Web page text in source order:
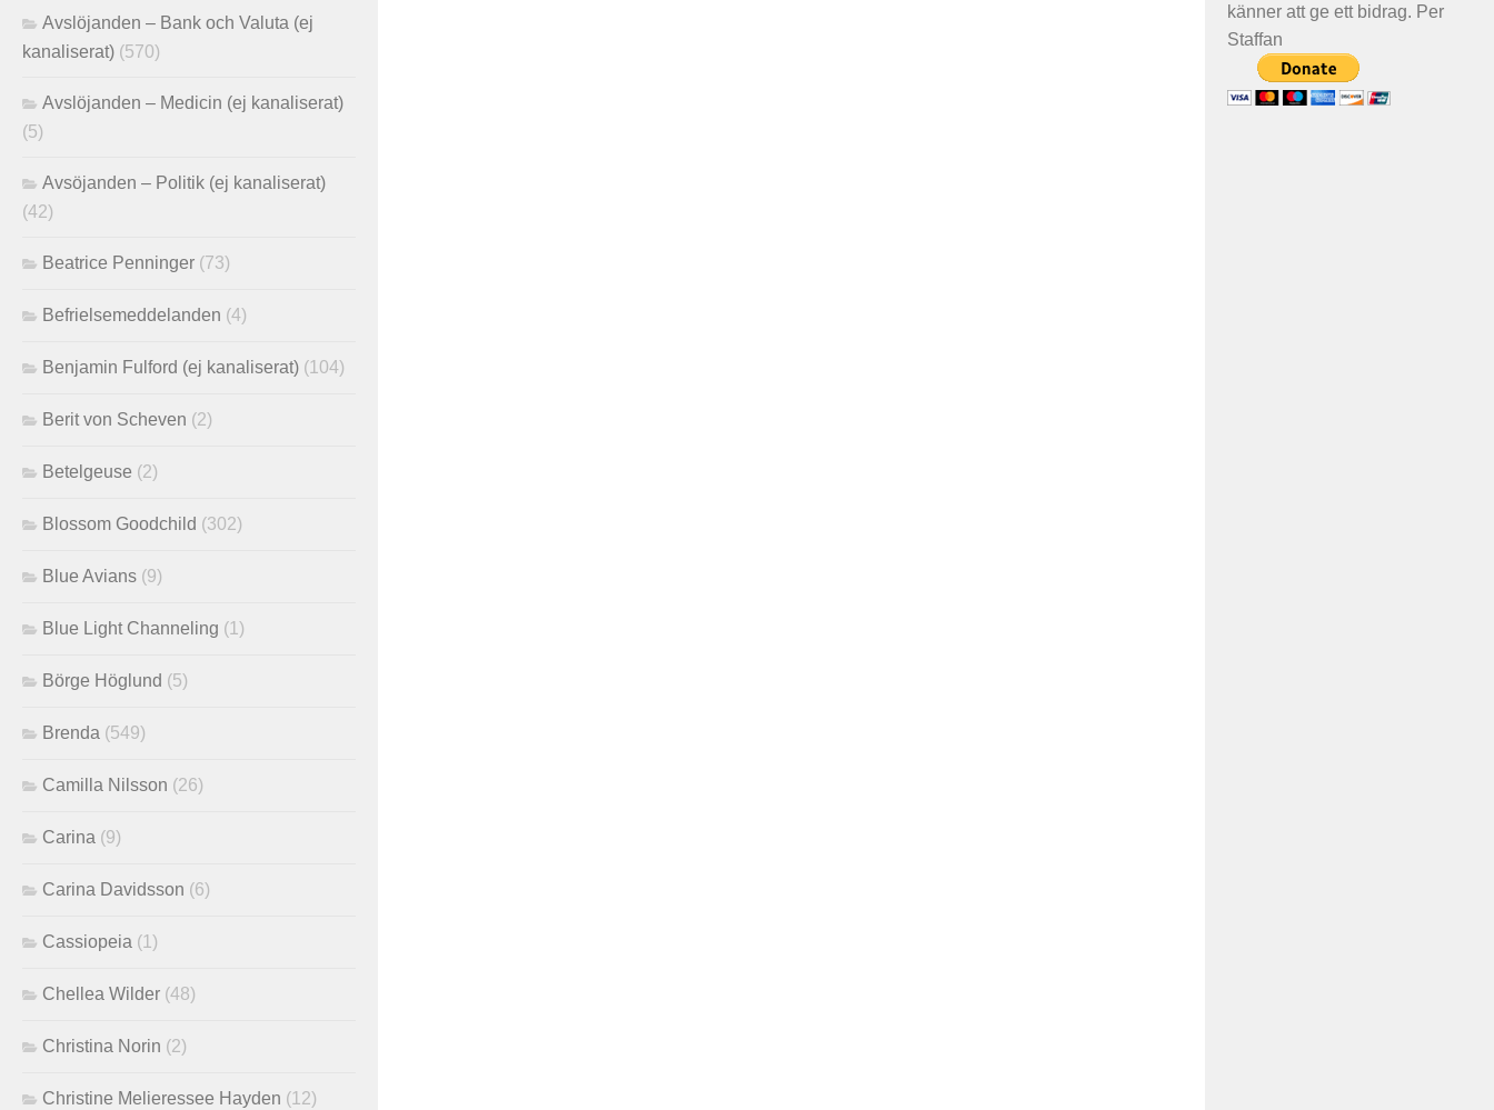
Avslöjanden – Bank och Valuta (ej
kanaliserat) (570)
Avslöjanden – Medicin (ej kanaliserat)
(5)
Avsöjanden – Politik (ej kanaliserat)
(42)
Beatrice Penninger (73)
Befrielsemeddelanden (4)
Benjamin Fulford (ej kanaliserat) (104)
Berit von Scheven (2)
Betelgeuse (2)
Blossom Goodchild (302)
Blue Avians (9)
Blue Light Channeling (1)
Börge Höglund (5)
Brenda (549)
Camilla Nilsson (26)
Carina (9)
Carina Davidsson (6)
Cassiopeia (1)
Chellea Wilder (48)
Christina Norin (2)
Christine Melieressee Hayden (12)
känner att ge ett bidrag. Per
Staffan